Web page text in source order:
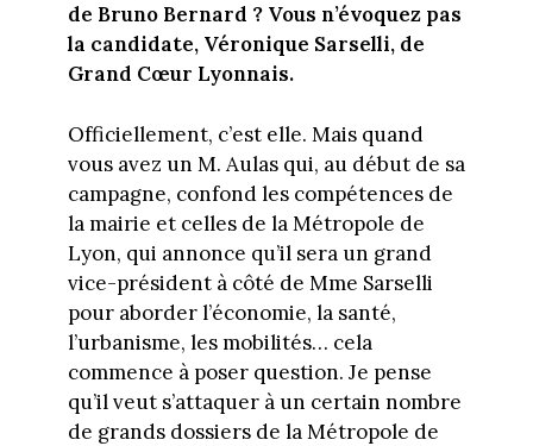
de Bruno Bernard ? Vous n’évoquez pas
la candidate, Véronique Sarselli, de
Grand Cœur Lyonnais.
Officiellement, c’est elle. Mais quand
vous avez un M. Aulas qui, au début de sa
campagne, confond les compétences de
la mairie et celles de la Métropole de
Lyon, qui annonce qu’il sera un grand
vice-président à côté de Mme Sarselli
pour aborder l’économie, la santé,
l’urbanisme, les mobilités… cela
commence à poser question. Je pense
qu’il veut s’attaquer à un certain nombre
de grands dossiers de la Métropole de